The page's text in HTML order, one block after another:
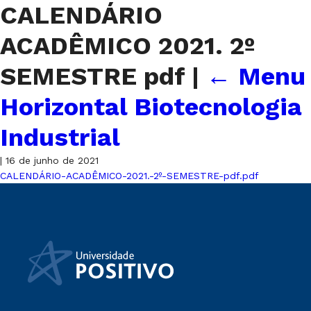
CALENDÁRIO
ACADÊMICO 2021. 2º
SEMESTRE pdf | ← Menu
Horizontal Biotecnologia
Industrial
| 16 de junho de 2021
CALENDÁRIO-ACADÊMICO-2021.-2º-SEMESTRE-pdf.pdf